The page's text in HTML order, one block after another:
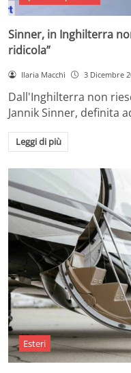
Sinner, in Inghilterra
ridicola”
Ilaria Macchi 3 Dicembre
Dall'Inghilterra non
Jannik Sinner, definita
Leggi di più
Esteri